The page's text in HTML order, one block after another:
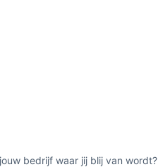
bedrijf waar jij blij van wordt?